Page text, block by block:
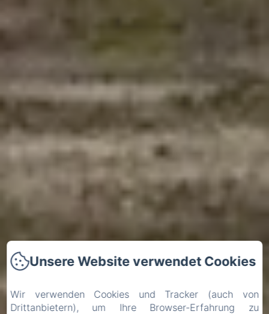
Unsere Website verwendet Cookies
Wir verwenden Cookies und Tracker (auch von
Drittanbietern), um Ihre Browser-Erfahrung zu